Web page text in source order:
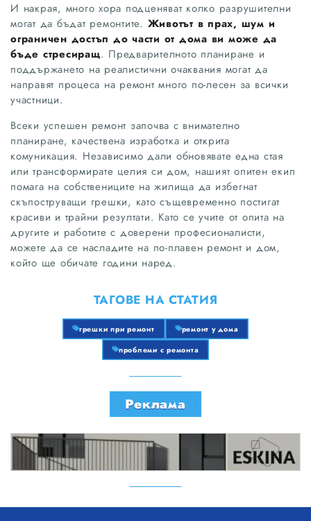
И накрая, много хора подценяват колко разрушителни
могат да бъдат ремонтите. Животът в прах, шум и
ограничен достъп до части от дома ви може да
бъде стресиращ. Предварителното планиране и
поддържането на реалистични очаквания могат да
направят процеса на ремонт много по-лесен за всички
участници.
Всеки успешен ремонт започва с внимателно
планиране, качествена изработка и открита
комуникация. Независимо дали обновявате една стая
или трансформирате целия си дом, нашият опитен екип
помага на собствениците на жилища да избегнат
скъпоструващи грешки, като същевременно постигат
красиви и трайни резултати. Като се учите от опита на
другите и работите с доверени професионалисти,
можете да се насладите на по-плавен ремонт и дом,
който ще обичате години наред.
ТАГОВЕ НА СТАТИЯ
грешки при ремонт
ремонт у дома
проблеми с ремонта
Реклама